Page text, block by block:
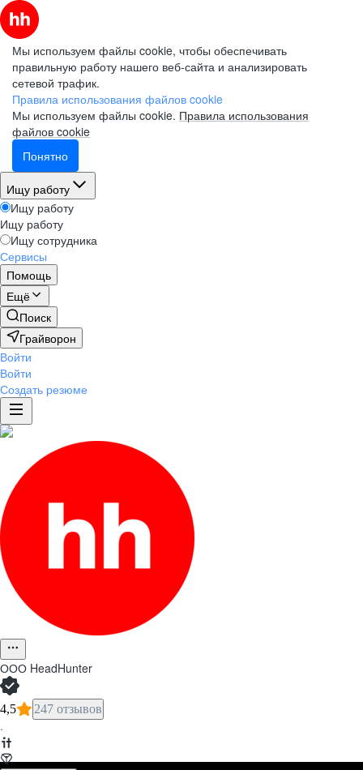
Мы используем файлы cookie, чтобы обеспечивать
правильную работу нашего веб-сайта и анализировать
сетевой трафик.
Правила использования файлов cookie
Мы используем файлы cookie. Правила использования
файлов cookie
Понятно
Ищу работу
Ищу работу
Ищу работу
Ищу сотрудника
Сервисы
Помощь
Ещё
Поиск
Грайворон
Войти
Войти
Создать резюме
ООО HeadHunter
4,5 247 отзывов
·